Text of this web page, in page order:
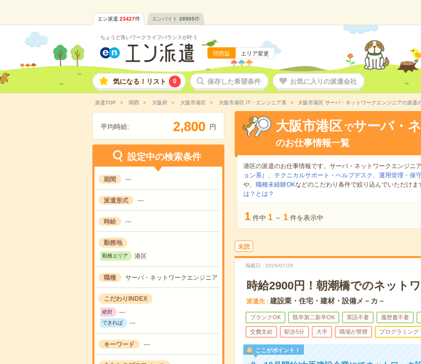
エン派遣 23427件 エンバイト 28905件
ちょうど良いワークライフバランスが叶う
関西版 エリア変更
気になる！リスト 0 保存した希望条件 お気に入りの派遣会社
派遣TOP 関西 大阪府 大阪市港区 大阪市港区 IT・エンジニア系 大阪市港区 サーバ・ネットワークエンジニアの派遣
平均時給: 2,800 円
設定中の検索条件
期間 ---
派遣形式 ---
時給 ---
勤務地
勤務エリア 港区
職種 サーバ・ネットワークエンジニア
こだわりINDEX
絶対 ---
できれば ---
キーワード ---
大阪市港区 でサーバ・
のお仕事情報一覧
港区の派遣のお仕事情報です。サーバ・ネットワークエンジニ
ョン系） 、 テクニカルサポート・ヘルプデスク 、 運用管理・保
や、 職種未経験OKなどのこだわり条件で絞り込んでいただけま
は？とは？
1 件中 1 ～ 1 件を表示中
未読
掲載日 2026/07/29
時給2900円！朝潮橋でのネット
派遣先 建設業・住宅・建材・設備メ－カ－
ブランクOK 既卒第二新卒OK 英語不要 履歴書不要
交費支給 駅歩5分 大手 職場が禁煙 プログラミング
ここがポイント！